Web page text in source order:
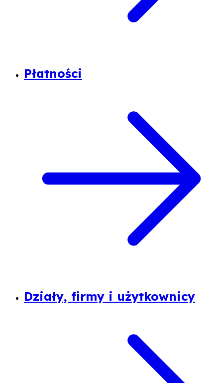
Płatności
Działy, firmy i użytkownicy